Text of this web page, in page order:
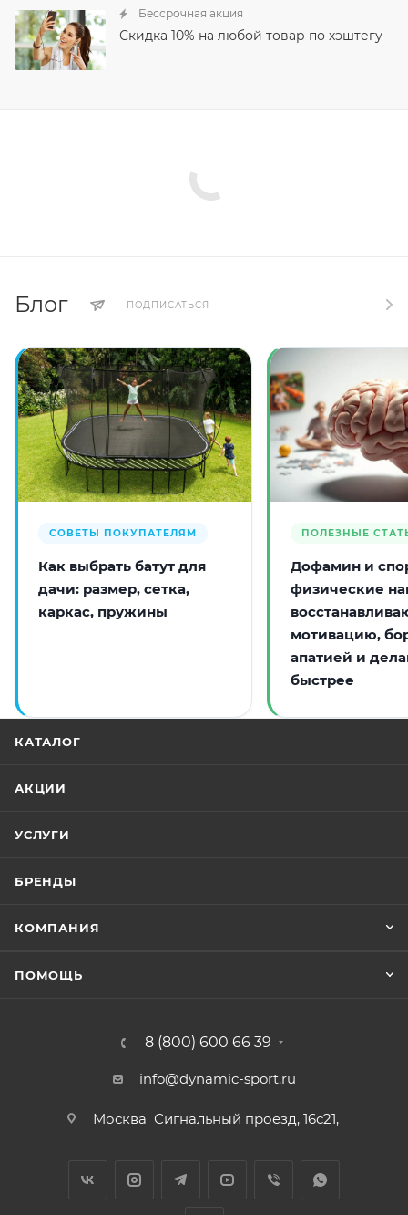
Бессрочная акция
Скидка 10% на любой товар по хэштегу
Блог ПОДПИСАТЬСЯ
СОВЕТЫ ПОКУПАТЕЛЯМ
Как выбрать батут для
дачи: размер, сетка,
каркас, пружины
ПОЛЕЗНЫЕ
Дофамин и
физические
мотивацию,
апатией и
быстрее
КАТАЛОГ
АКЦИИ
УСЛУГИ
БРЕНДЫ
КОМПАНИЯ
ПОМОЩЬ
8 (800) 600 66 39
info@dynamic-sport.ru
Москва Сигнальный проезд, 16с21,